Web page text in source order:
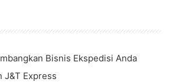
Bisnis Ekspedisi Anda
J&T Express